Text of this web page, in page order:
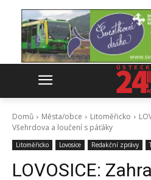
Domů Města/obce Litoměřicko
Všehrdova a loučení s páťáky
Litoměřicko Lovosice Redakční zprávy
LOVOSICE: